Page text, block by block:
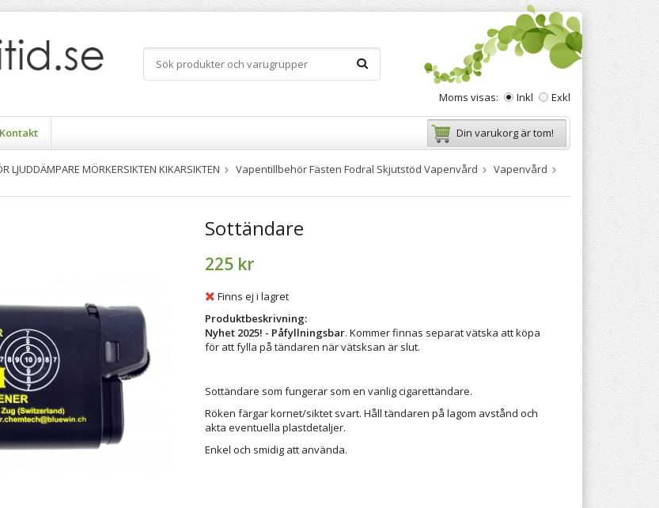
Moms visas: Inkl Exkl
Kontakt Din varukorg är tom!
LJUDDÄMPARE MÖRKERSIKTEN KIKARSIKTEN Vapentillbehör Fästen Fodral Skjutstöd Vapenvård
Vapenvård
Sottändare
225 kr
Finns ej i lagret
Produktbeskrivning:
Nyhet 2025! - Påfyllningsbar. Kommer finnas separat vätska att köpa
för att fylla på tändaren när vätsksan är slut.
Sottändare som fungerar som en vanlig cigarettändare.
Röken färgar kornet/siktet svart. Håll tändaren på lagom avstånd och
akta eventuella plastdetaljer.
Enkel och smidig att använda.